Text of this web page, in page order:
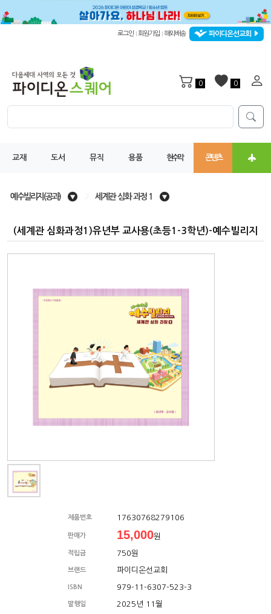
로그인 회원가입 해외배송 파이디온선교회
0 0
교재 도서 뮤직 용품 현수막 콘텐츠
예수빌리지(공과) 세계관 심화 과정 1
(세계관 심화과정1)유년부 교사용(초등1-3학년)-예수빌리지
제품번호 17630768279106
판매가 15,000원
적립금 750원
브랜드 파이디온선교회
ISBN 979-11-6307-523-3
발행일 2025년 11월